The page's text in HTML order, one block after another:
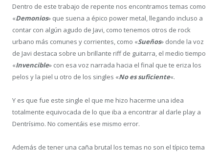
Dentro de este trabajo de repente nos encontramos temas como
«Demonios» que suena a épico power metal, llegando incluso a
contar con algún agudo de Javi, como tenemos otros de rock
urbano más comunes y corrientes, como «Sueños» donde la voz
de Javi destaca sobre un brillante riff de guitarra, el medio tiempo
«Invencible» con esa voz narrada hacia el final que te eriza los
pelos y la piel u otro de los singles «No es suficiente«.
Y es que fue este single el que me hizo hacerme una idea
totalmente equivocada de lo que iba a encontrar al darle play a
Dentrísimo. No comentáis ese mismo error.
Además de tener una caña brutal los temas no son el típico tema